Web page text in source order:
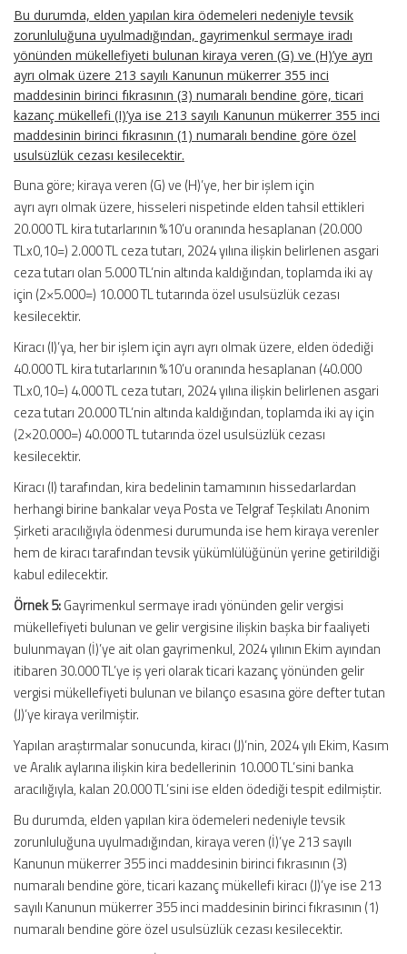
Bu durumda, elden yapılan kira ödemeleri nedeniyle tevsik
zorunluluğuna uyulmadığından, gayrimenkul sermaye iradı
yönünden mükellefiyeti bulunan kiraya veren (G) ve (H)’ye ayrı
ayrı olmak üzere 213 sayılı Kanunun mükerrer 355 inci
maddesinin birinci fıkrasının (3) numaralı bendine göre, ticari
kazanç mükellefi (I)’ya ise 213 sayılı Kanunun mükerrer 355 inci
maddesinin birinci fıkrasının (1) numaralı bendine göre özel
usulsüzlük cezası kesilecektir.
Buna göre; kiraya veren (G) ve (H)’ye, her bir işlem için
ayrı ayrı olmak üzere, hisseleri nispetinde elden tahsil ettikleri
20.000 TL kira tutarlarının %10’u oranında hesaplanan (20.000
TLx0,10=) 2.000 TL ceza tutarı, 2024 yılına ilişkin belirlenen asgari
ceza tutarı olan 5.000 TL’nin altında kaldığından, toplamda iki ay
için (2×5.000=) 10.000 TL tutarında özel usulsüzlük cezası
kesilecektir.
Kiracı (I)’ya, her bir işlem için ayrı ayrı olmak üzere, elden ödediği
40.000 TL kira tutarlarının %10’u oranında hesaplanan (40.000
TLx0,10=) 4.000 TL ceza tutarı, 2024 yılına ilişkin belirlenen asgari
ceza tutarı 20.000 TL’nin altında kaldığından, toplamda iki ay için
(2×20.000=) 40.000 TL tutarında özel usulsüzlük cezası
kesilecektir.
Kiracı (I) tarafından, kira bedelinin tamamının hissedarlardan
herhangi birine bankalar veya Posta ve Telgraf Teşkilatı Anonim
Şirketi aracılığıyla ödenmesi durumunda ise hem kiraya verenler
hem de kiracı tarafından tevsik yükümlülüğünün yerine getirildiği
kabul edilecektir.
Örnek 5:Gayrimenkul sermaye iradı yönünden gelir vergisi
mükellefiyeti bulunan ve gelir vergisine ilişkin başka bir faaliyeti
bulunmayan (İ)’ye ait olan gayrimenkul, 2024 yılının Ekim ayından
itibaren 30.000 TL’ye iş yeri olarak ticari kazanç yönünden gelir
vergisi mükellefiyeti bulunan ve bilanço esasına göre defter tutan
(J)’ye kiraya verilmiştir.
Yapılan araştırmalar sonucunda, kiracı (J)’nin, 2024 yılı Ekim, Kasım
ve Aralık aylarına ilişkin kira bedellerinin 10.000 TL’sini banka
aracılığıyla, kalan 20.000 TL’sini ise elden ödediği tespit edilmiştir.
Bu durumda, elden yapılan kira ödemeleri nedeniyle tevsik
zorunluluğuna uyulmadığından, kiraya veren (İ)’ye 213 sayılı
Kanunun mükerrer 355 inci maddesinin birinci fıkrasının (3)
numaralı bendine göre, ticari kazanç mükellefi kiracı (J)’ye ise 213
sayılı Kanunun mükerrer 355 inci maddesinin birinci fıkrasının (1)
numaralı bendine göre özel usulsüzlük cezası kesilecektir.